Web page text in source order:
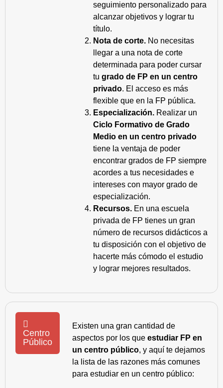
seguimiento personalizado para
alcanzar objetivos y lograr tu
título.
Nota de corte. No necesitas
llegar a una nota de corte
determinada para poder cursar
tu grado de FP en un centro
privado. El acceso es más
flexible que en la FP pública.
Especialización. Realizar un
Ciclo Formativo de Grado
Medio en un centro privado
tiene la ventaja de poder
encontrar grados de FP siempre
acordes a tus necesidades e
intereses con mayor grado de
especialización.
Recursos. En una escuela
privada de FP tienes un gran
número de recursos didácticos a
tu disposición con el objetivo de
hacerte más cómodo el estudio
y lograr mejores resultados.
Centro
Público
Existen una gran cantidad de
aspectos por los que estudiar FP en
un centro público, y aquí te dejamos
la lista de las razones más comunes
para estudiar en un centro público: